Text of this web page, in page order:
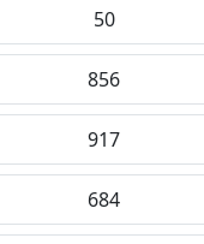
50
856
917
684